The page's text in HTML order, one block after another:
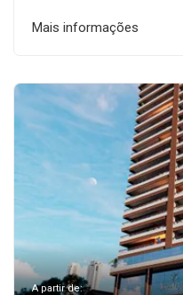
Mais informações
A partir de: